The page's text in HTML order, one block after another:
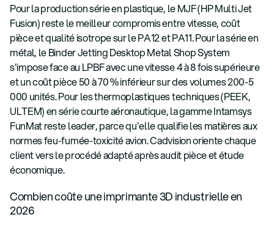
Pour la production série en plastique, le MJF (HP Multi Jet
Fusion) reste le meilleur compromis entre vitesse, coût
pièce et qualité isotrope sur le PA12 et PA11. Pour la série en
métal, le Binder Jetting Desktop Metal Shop System
s'impose face au LPBF avec une vitesse 4 à 8 fois supérieure
et un coût pièce 50 à 70 % inférieur sur des volumes 200-5
000 unités. Pour les thermoplastiques techniques (PEEK,
ULTEM) en série courte aéronautique, la gamme Intamsys
FunMat reste leader, parce qu'elle qualifie les matières aux
normes feu-fumée-toxicité avion. Cadvision oriente chaque
client vers le procédé adapté après audit pièce et étude
économique.
Combien coûte une imprimante 3D industrielle en
2026